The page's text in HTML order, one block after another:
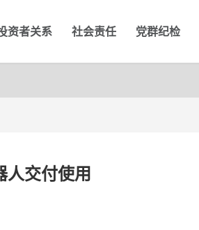
资者关系 社会责任 党群纪检
人交付使用